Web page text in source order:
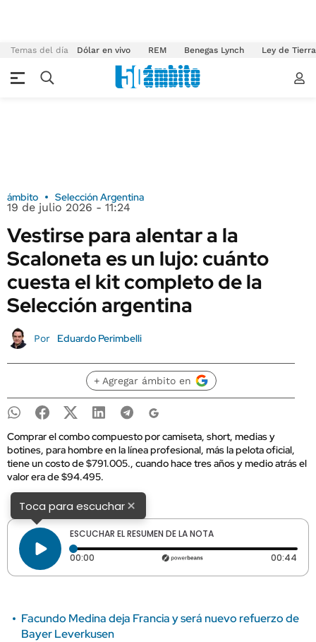
Temas del día Dólar en vivo REM Benegas Lynch Ley de
ámbito Selección Argentina
19 de julio 2026 - 11:24
Vestirse para alentar a la
Scaloneta es un lujo: cuánto
cuesta el kit completo de la
Selección argentina
Por Eduardo Perimbelli
+ Agregar ámbito en
Comprar el combo compuesto por camiseta, short, medias y
botines, para hombre en la línea profesional, más la pelota oficial,
tiene un costo de $791.005., cuando hace tres años y medio atrás el
valor era de $94.495.
Toca para escuchar×
ESCUCHAR EL RESUMEN DE LA NOTA
00:00 Tiempo transcurrido: 0 segundos 00:44
Facundo Medina deja Francia y será nuevo refuerzo de
Bayer Leverkusen